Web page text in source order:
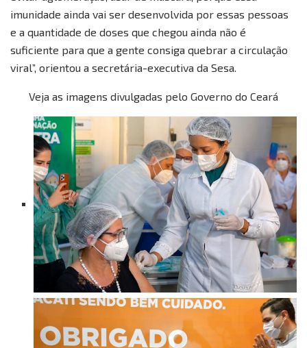
imunidade ainda vai ser desenvolvida por essas pessoas
e a quantidade de doses que chegou ainda não é
suficiente para que a gente consiga quebrar a circulação
viral”, orientou a secretária-executiva da Sesa.
Veja as imagens divulgadas pelo Governo do Ceará